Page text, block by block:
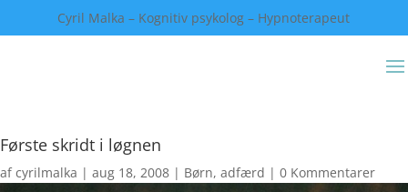
Cyril Malka – Kognitiv psykolog – Hypnoterapeut
Første skridt i løgnen
afcyrilmalka | aug 18, 2008 | Børn, adfærd | 0 Kommentarer